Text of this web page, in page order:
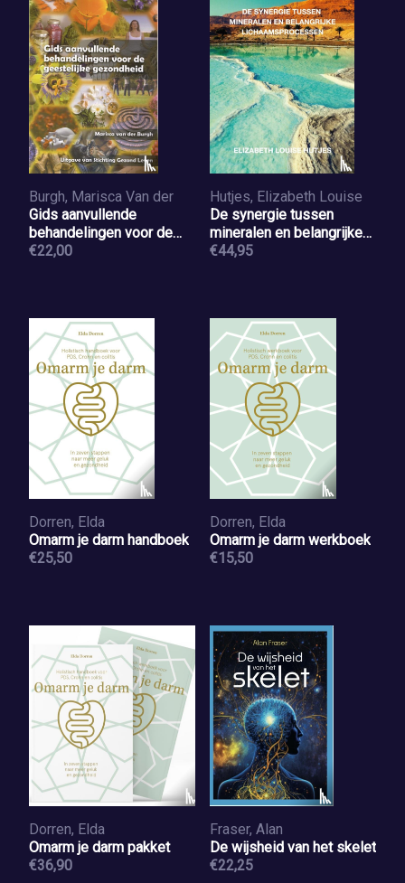
Burgh, Marisca Van der
Gids aanvullende
behandelingen voor de
geestelijke gezondheid
€22,00
Hutjes, Elizabeth Louise
De synergie tussen
mineralen en belangrijke
lichaamsprocessen
€44,95
Dorren, Elda
Omarm je darm handboek
€25,50
Dorren, Elda
Omarm je darm werkboek
€15,50
Dorren, Elda
Omarm je darm pakket
€36,90
Fraser, Alan
De wijsheid van het skelet
€22,25